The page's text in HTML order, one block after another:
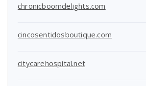
chronicboomdelights.com
cincosentidosboutique.com
citycarehospital.net